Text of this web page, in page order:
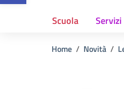
Scuola Servizi
Home Novità